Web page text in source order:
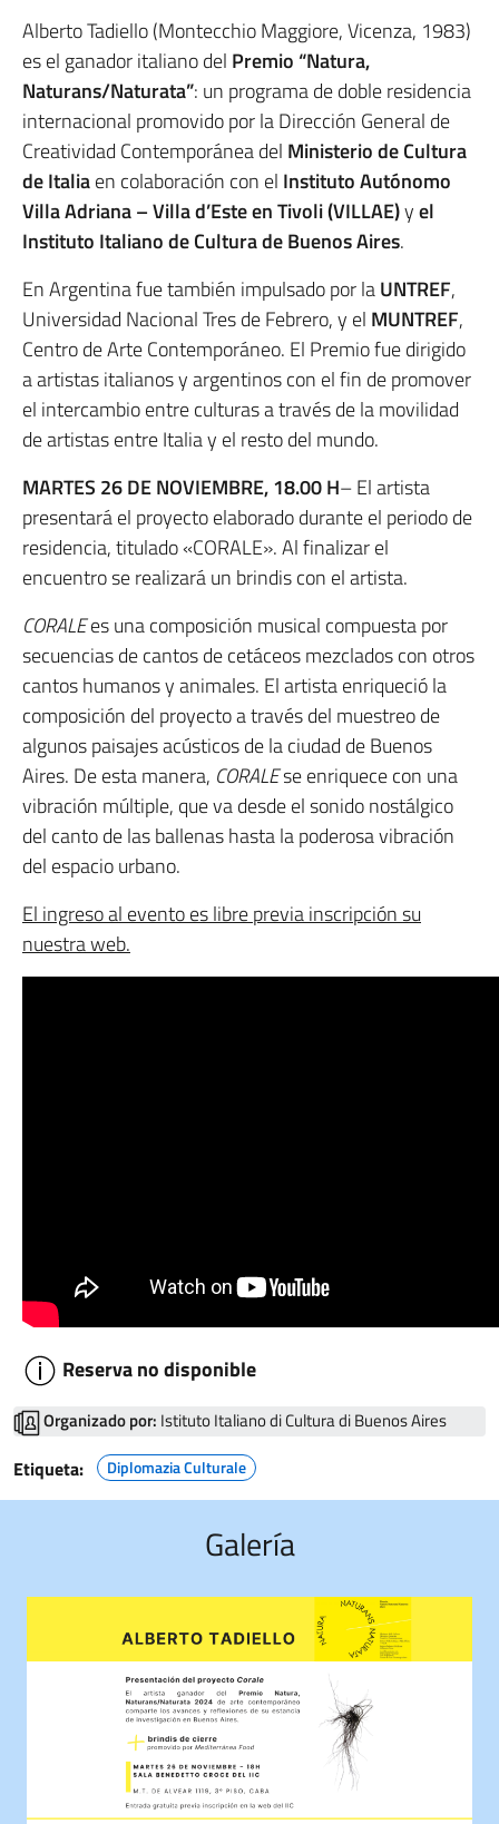
Alberto Tadiello (Montecchio Maggiore, Vicenza, 1983)
es el ganador italiano del Premio “Natura,
Naturans/Naturata”: un programa de doble residencia
internacional promovido por la Dirección General de
Creatividad Contemporánea del Ministerio de Cultura
de Italiaen colaboración con el Instituto Autónomo
Villa Adriana – Villa d’Este en Tivoli (VILLAE)yel
Instituto Italiano de Cultura de Buenos Aires.
En Argentina fue también impulsado por laUNTREF,
Universidad Nacional Tres de Febrero, y el MUNTREF,
Centro de Arte Contemporáneo. El Premio fue dirigido
a artistas italianos y argentinos con el fin de promover
el intercambio entre culturas a través de la movilidad
de artistas entre Italia y el resto del mundo.
MARTES 26 DE NOVIEMBRE, 18.00 H– El artista
presentará el proyecto elaborado durante el periodo de
residencia, titulado «CORALE». Al finalizar el
encuentro se realizará un brindis con el artista.
CORALEes una composición musical compuesta por
secuencias de cantos de cetáceos mezclados con otros
cantos humanos y animales. El artista enriqueció la
composición del proyecto a través del muestreo de
algunos paisajes acústicos de la ciudad de Buenos
Aires. De esta manera, CORALEse enriquece con una
vibración múltiple, que va desde el sonido nostálgico
del canto de las ballenas hasta la poderosa vibración
del espacio urbano.
El ingreso al evento es libre previa inscripción su
nuestra web.
Reserva no disponible
Organizado por: Istituto Italiano di Cultura di Buenos Aires
Etiqueta: Diplomazia Culturale
Galería